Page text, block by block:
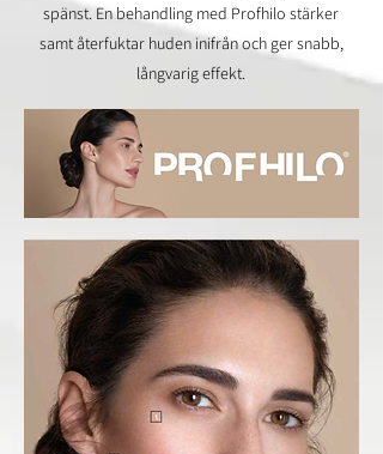
spänst. En behandling med Profhilo stärker
samt återfuktar huden inifrån och ger snabb,
långvarig effekt.